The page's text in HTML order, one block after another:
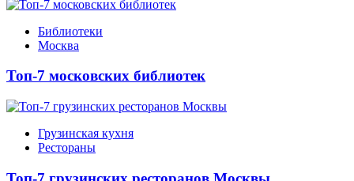
Библиотеки
Москва
Топ-7 московских библиотек
Грузинская кухня
Рестораны